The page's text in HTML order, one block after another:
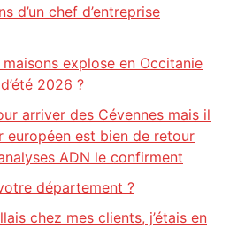
d’un chef d’entreprise
maisons explose en Occitanie
2026 ?
arriver des Cévennes mais il
européen est bien de retour
ADN le confirment
département ?
chez mes clients, j’étais en